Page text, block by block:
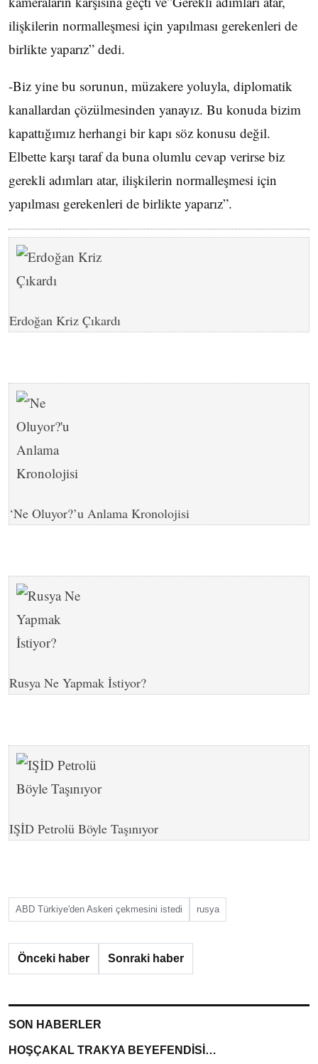
ilişkilerin normalleşmesi için yapılması gerekenleri de
birlikte yaparız” dedi.
-Biz yine bu sorunun, müzakere yoluyla, diplomatik
kanallardan çözülmesinden yanayız. Bu konuda bizim
kapattığımız herhangi bir kapı söz konusu değil.
Elbette karşı taraf da buna olumlu cevap verirse biz
gerekli adımları atar, ilişkilerin normalleşmesi için
yapılması gerekenleri de birlikte yaparız”.
Erdoğan Kriz Çıkardı
‘Ne Oluyor?’u Anlama Kronolojisi
Rusya Ne Yapmak İstiyor?
IŞİD Petrolü Böyle Taşınıyor
ABD Türkiye'den Askeri çekmesini istedi rusya
Önceki haber Sonraki haber
SON HABERLER
HOŞÇAKAL TRAKYA BEYEFENDİSİ…